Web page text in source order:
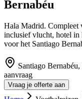
Bernabéu
Hala Madrid. Compleet
inclusief vlucht, hotel in
voor het Santiago
Santiago Bernabéu,
aanvraag
Vraag je offerte aan